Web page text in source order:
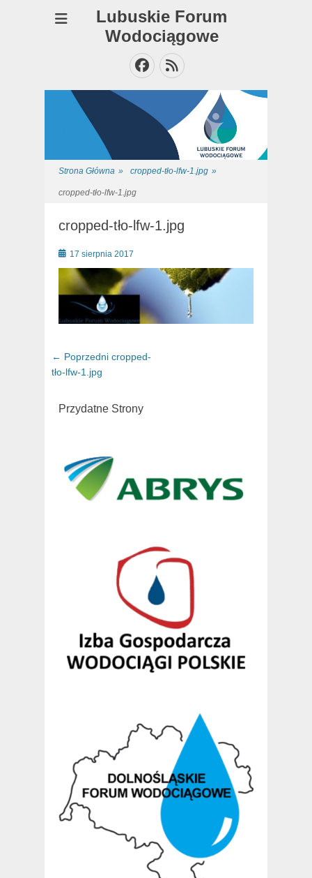
Lubuskie Forum
Wodociągowe
Facebook
Feed
Strona Główna » cropped-tło-lfw-1.jpg »
cropped-tło-lfw-1.jpg
cropped-tło-lfw-1.jpg
Posted
on
17 sierpnia 2017
Nawigacja
wpisu
← Poprzedni Poprzedni
cropped-
tło-lfw-1.jpg
Przydatne Strony